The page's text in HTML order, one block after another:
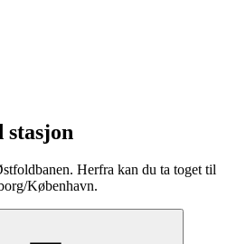
Herfra kan du ta toget til
København.